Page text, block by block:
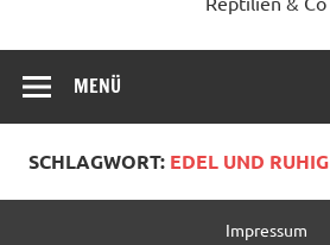
MENÜ
SCHLAGWORT: EDEL UND RUHIG
Impressum